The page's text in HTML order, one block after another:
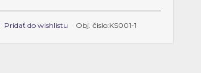
Pridať do wishlistu Obj. čislo:KS001-1